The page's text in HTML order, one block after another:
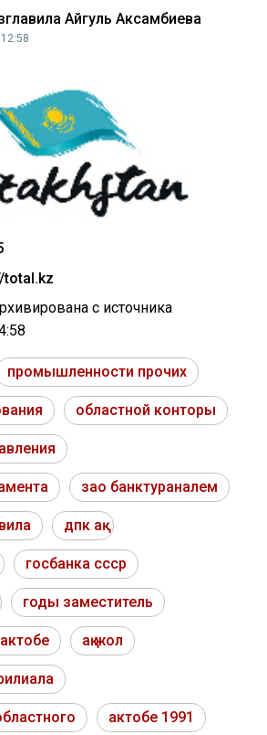
Айгуль Аксамбиева
total.kz
с источника
промышленности прочих
областной конторы
зао банктураналем
дпк ақ
госбанка ссср
годы заместитель
ақ жол
актобе 1991